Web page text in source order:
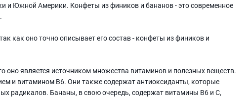
и Южной Америки. Конфеты из фиников и бананов - это современное
как оно точно описывает его состав - конфеты из фиников и
оно является источником множества витаминов и полезных веществ.
и витамином В6. Они также содержат антиоксиданты, которые
радикалов. Бананы, в свою очередь, содержат витамины В6 и С,